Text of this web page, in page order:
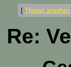
[ Thread ansehen
Re: